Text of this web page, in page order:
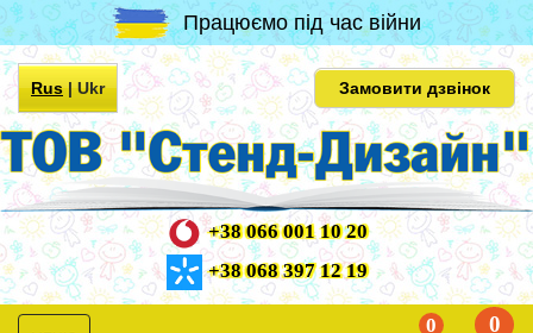
Працюємо під час війни
Rus|Ukr Замовити дзвінок
+38 066 001 10 20
+38 068 397 12 19
0 0